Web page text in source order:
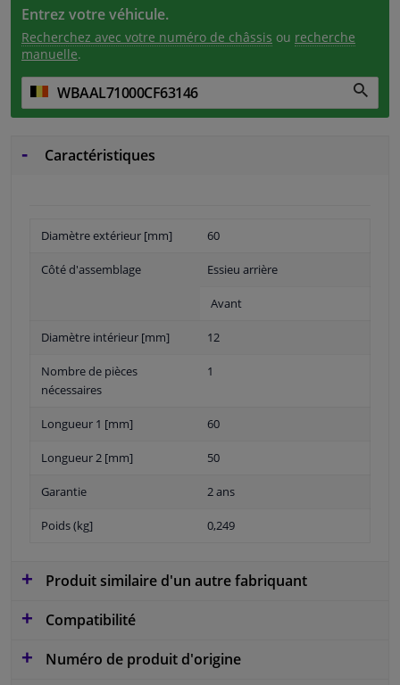
Entrez votre véhicule.
Recherchez avec votre numéro de châssis ou recherche
manuelle.
Caractéristiques
Diamètre extérieur [mm] 60
Côté d'assemblage Essieu arrière
Avant
Diamètre intérieur [mm] 12
Nombre de pièces
nécessaires
1
Longueur 1 [mm] 60
Longueur 2 [mm] 50
Garantie 2 ans
Poids (kg] 0,249
Produit similaire d'un autre fabriquant
Compatibilité
Numéro de produit d'origine